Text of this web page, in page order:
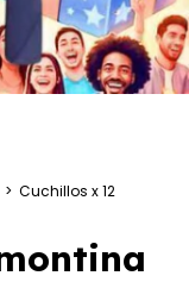
> Cuchillos x 12